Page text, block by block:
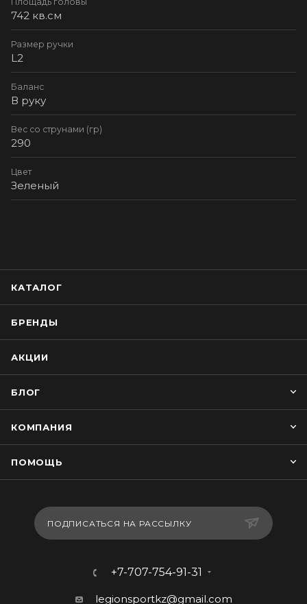
742 кв.см
Размер ручки
L2
Баланс
В руку
Вес со струнами (гр)
290
Цвет
Зеленый
КАТАЛОГ
БРЕНДЫ
АКЦИИ
БЛОГ
КОМПАНИЯ
ПОМОЩЬ
ПОДПИСАТЬСЯ НА РАССЫЛКУ
+7-707-754-91-31
legionsportkz@gmail.com